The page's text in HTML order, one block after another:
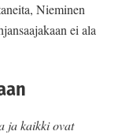
Nieminen
ei ala
ja kaikki ovat